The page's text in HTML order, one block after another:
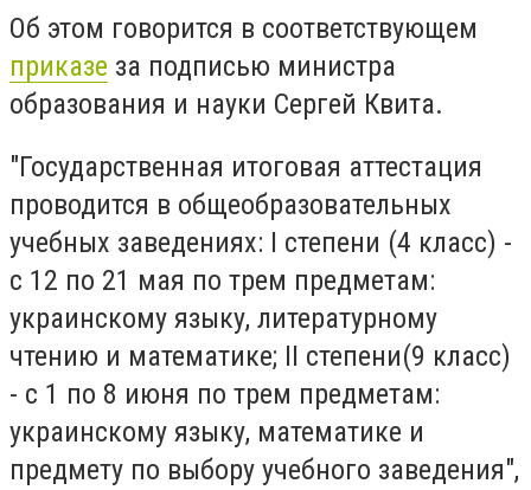
Об этом говорится в соответствующем
приказе за подписью министра
образования и науки Сергей Квита.
"Государственная итоговая аттестация
проводится в общеобразовательных
учебных заведениях: І степени (4 класс) -
с 12 по 21 мая по трем предметам:
украинскому языку, литературному
чтению и математике; ІІ степени(9 класс)
- с 1 по 8 июня по трем предметам:
украинскому языку, математике и
предмету по выбору учебного заведения",